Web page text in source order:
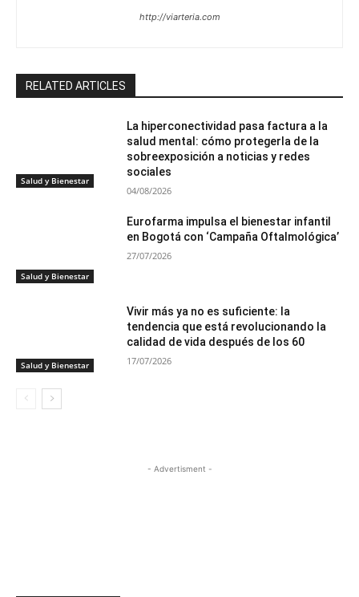
http://viarteria.com
RELATED ARTICLES
Salud y Bienestar
La hiperconectividad pasa factura a la
salud mental: cómo protegerla de la
sobreexposición a noticias y redes
sociales
04/08/2026
Salud y Bienestar
Eurofarma impulsa el bienestar infantil
en Bogotá con ‘Campaña Oftalmológica’
27/07/2026
Salud y Bienestar
Vivir más ya no es suficiente: la
tendencia que está revolucionando la
calidad de vida después de los 60
17/07/2026
- Advertisment -